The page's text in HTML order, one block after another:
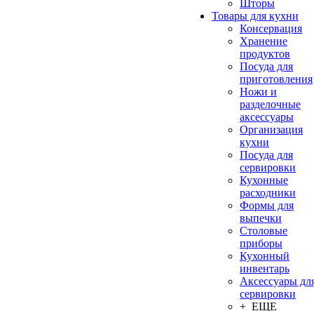
Шторы
Товары для кухни
Консервация
Хранение
продуктов
Посуда для
приготовления
Ножи и
разделочные
аксессуары
Организация
кухни
Посуда для
сервировки
Кухонные
расходники
Формы для
выпечки
Столовые
приборы
Кухонный
инвентарь
Аксессуары
сервировки
+ ЕЩЕ